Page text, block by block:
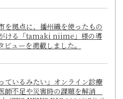
を拠点に、播州織を使ったもの
ける「tamaki niime」様の導
ビューを掲載しました。
ているみたい」オンライン診療
不足や災害時の課題を解消